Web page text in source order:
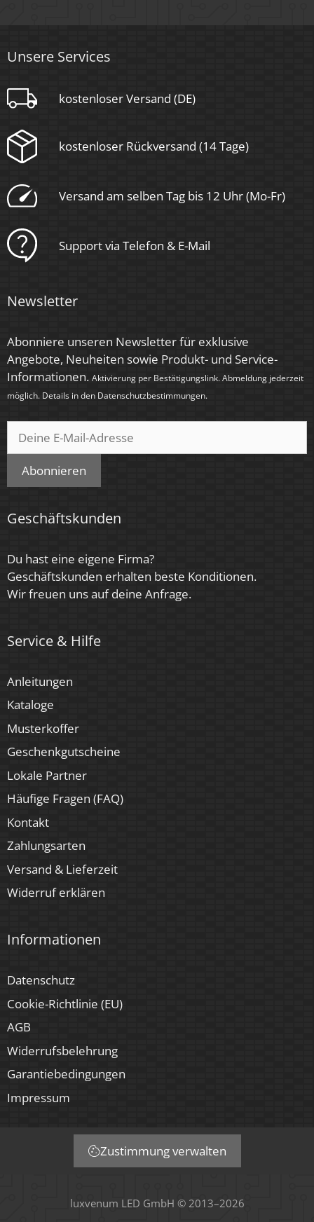
Unsere Services
kostenloser Versand (DE)
kostenloser Rückversand (14 Tage)
Versand am selben Tag bis 12 Uhr (Mo-Fr)
Support via Telefon & E-Mail
Newsletter
Abonniere unseren Newsletter für exklusive
Angebote, Neuheiten sowie Produkt- und Service-
Informationen. Aktivierung per Bestätigungslink. Abmeldung jederzeit
möglich. Details in den Datenschutzbestimmungen.
Abonnieren
Geschäftskunden
Du hast eine eigene Firma?
Geschäftskunden erhalten beste Konditionen.
Wir freuen uns auf deine Anfrage.
Service & Hilfe
Anleitungen
Kataloge
Musterkoffer
Geschenkgutscheine
Lokale Partner
Häufige Fragen (FAQ)
Kontakt
Zahlungsarten
Versand & Lieferzeit
Widerruf erklären
Informationen
Datenschutz
Cookie-Richtlinie (EU)
AGB
Widerrufsbelehrung
Garantiebedingungen
Impressum
Zustimmung verwalten
luxvenum LED GmbH © 2013–2026